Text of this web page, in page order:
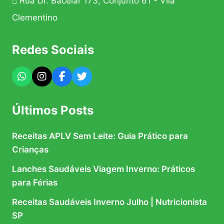
Clementino
Redes Sociais
Últimos Posts
Receitas APLV Sem Leite: Guia Prático para
Crianças
Lanches Saudáveis Viagem Inverno: Práticos
para Férias
Receitas Saudáveis Inverno Julho | Nutricionista
SP